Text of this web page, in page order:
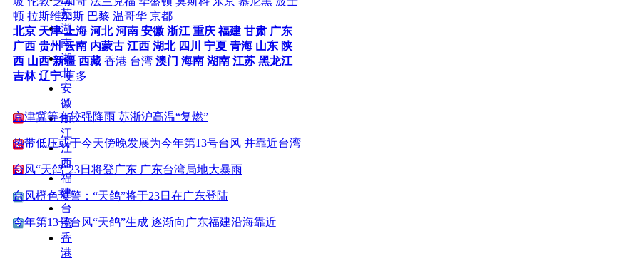
苏
湖
南
湖
北
安
徽
浙
江
江
西
福
建
台
湾
香
港
顿 拉斯维加斯 巴黎 温哥华 京都
北京 天津 上海 河北 河南 安徽 浙江 重庆 福建 甘肃 广东
广西 贵州 云南 内蒙古 江西 湖北 四川 宁夏 青海 山东 陕
西 山西 新疆 西藏 香港 台湾 澳门 海南 湖南 江苏 黑龙江
吉林 辽宁 更多
京津冀等有较强降雨 苏浙沪高温“复燃”
热带低压或于今天傍晚发展为今年第13号台风 并靠近台湾
台风“天鸽”23日将登广东 广东台湾局地大暴雨
台风橙色预警：“天鸽”将于23日在广东登陆
今年第13号台风“天鸽”生成 逐渐向广东福建沿海靠近